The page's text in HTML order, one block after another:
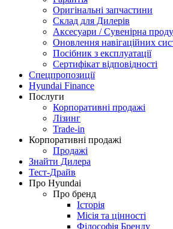
Оригінальні запчастини
Склад для Дилерів
Аксесуари / Сувенірна
Оновлення навігаційних
Посібник з експлуатації
Сертифікат відповідності
Спецпропозиції
Hyundai Finance
Послуги
Корпоративні продажі
Лізинг
Trade-in
Корпоративні продажі
Продажі
Знайти Дилера
Тест-Драйв
Про Hyundai
Про бренд
Історія
Місія та цінності
Філософія Бренду